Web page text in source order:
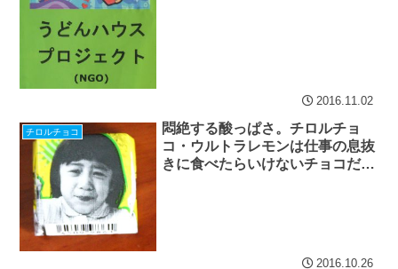
2016.11.02
チロルチョコ
悶絶する酸っぱさ。チロルチョ
コ・ウルトラレモンは仕事の息抜
きに食べたらいけないチョコだっ
2016.10.26